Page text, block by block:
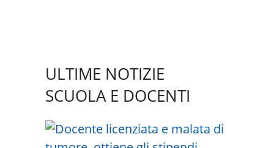
ULTIME NOTIZIE
SCUOLA E DOCENTI